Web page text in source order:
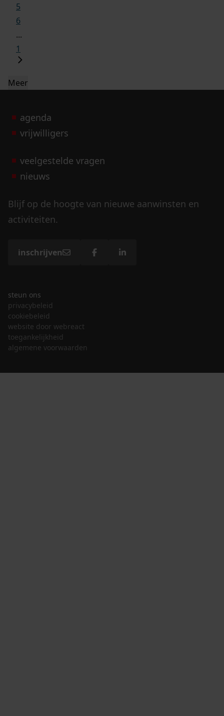
5
6
...
1
Meer
agenda
vrijwilligers
veelgestelde vragen
nieuws
Blijf op de hoogte van nieuwe aanwinsten en
activiteiten.
inschrijven
steun ons
privacybeleid
cookiebeleid
website door webreact
toegankelijkheid
algemene voorwaarden